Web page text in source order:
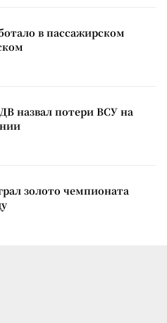
в пассажирском
назвал потери ВСУ на
золото чемпионата